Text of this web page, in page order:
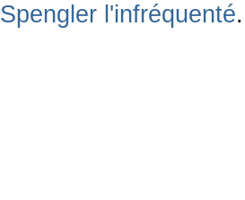
Spengler l'infréquenté.